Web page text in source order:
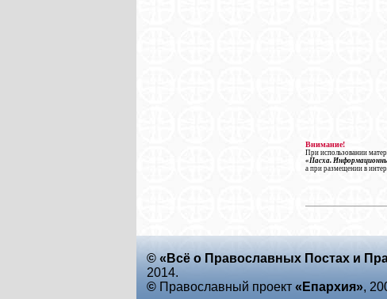
Внимание!
При использовании
«Пасха.
а при размещении в
© «Всё о Православных Постах и
2014.
© Православный проект «Епархия»,